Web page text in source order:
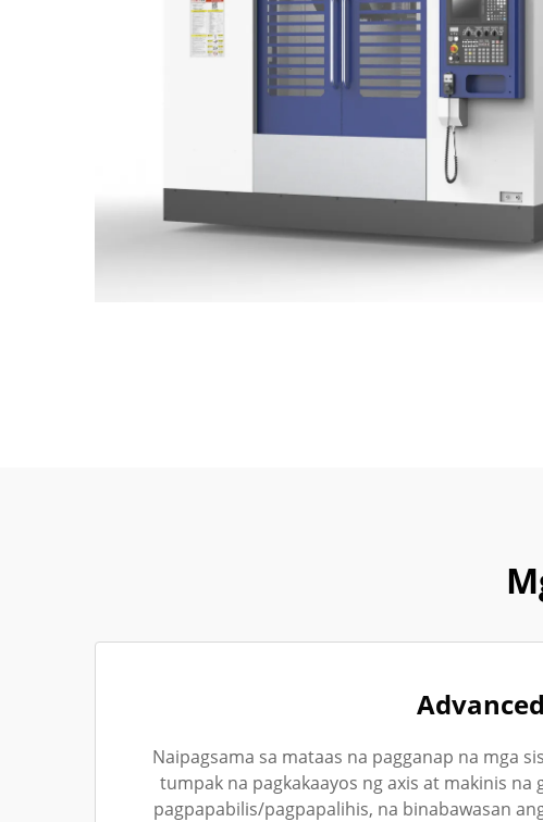
Industriya Ng Kagamitan
Pangmedikal
Pagsasakay
Naipagsama sa mataas na pagganap na mga
tumpak na pagkakaayos ng axis at makinis
pagpapabilis/pagpapalihis, na binabawasan